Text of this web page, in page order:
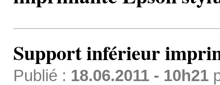
Support inférieur
Publié : 18.06.2011 - 10h21